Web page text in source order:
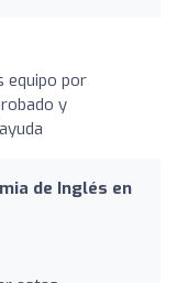
equipo por
y
de Inglés en